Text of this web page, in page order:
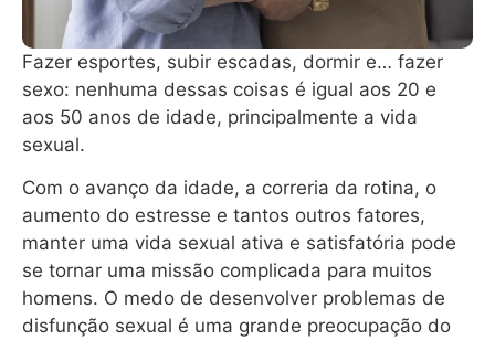
Fazer esportes, subir escadas, dormir e… fazer
sexo: nenhuma dessas coisas é igual aos 20 e
aos 50 anos de idade, principalmente a vida
sexual.
Com o avanço da idade, a correria da rotina, o
aumento do estresse e tantos outros fatores,
manter uma vida sexual ativa e satisfatória pode
se tornar uma missão complicada para muitos
homens. O medo de desenvolver problemas de
disfunção sexual é uma grande preocupação do